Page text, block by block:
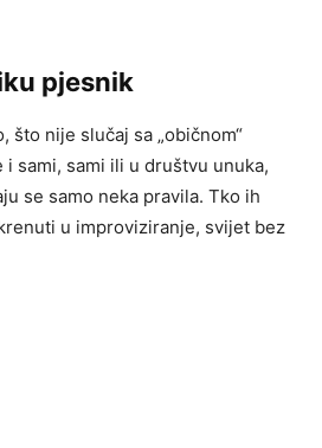
pjesnik
što nije slučaj sa „običnom“
sami, sami ili u društvu unuka,
se samo neka pravila. Tko ih
u improviziranje, svijet bez